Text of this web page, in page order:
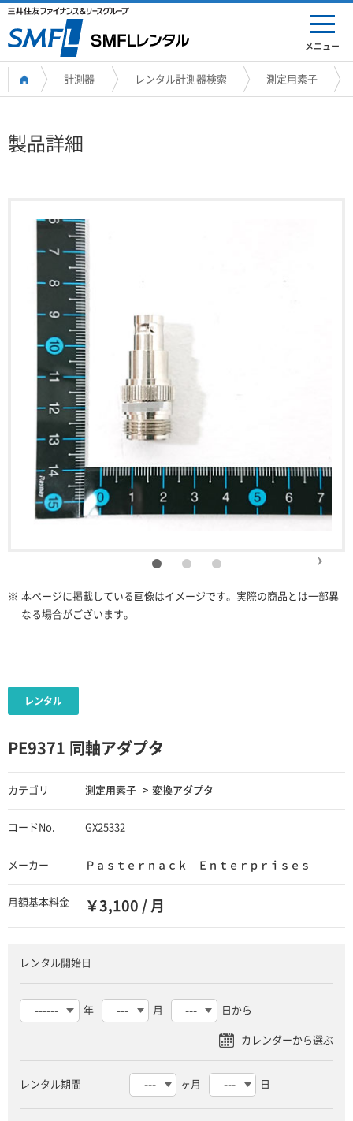
メニュー
計測器 レンタル計測器検索 測定用素子
製品詳細
※ 本ページに掲載している画像はイメージです。実際の商品とは一部異
なる場合がございます。
PE9371 同軸アダプタ
カテゴリ 測定用素子 変換アダプタ
コードNo. GX25332
メーカー Ｐａｓｔｅｒｎａｃｋ Ｅｎｔｅｒｐｒｉｓｅｓ
月額基本料金 ￥3,100 / 月
レンタル開始日
年 月 日から
レンタル期間 ヶ月 日